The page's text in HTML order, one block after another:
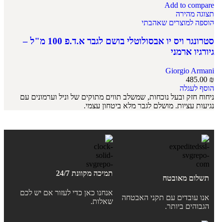
Add to compare
תצוגה מהירה
הוספה למוצרים שאהבתי
סטרונגר ויס יו אבסולוטלי בושם לגבר א.ד.פ 100 מ"ל –
גיורגיו ארמני
Giorgio Armani
485.00 ₪
הוסף לעגלה
ניחוח חזק ובעל נוכחות, שמשלב תווים מתוקים של וניל וערמונים עם
נגיעות עציות. מושלם לגבר מלא ביטחון עצמי.
תשלום מאובטח
אנו עובדים עם תקני האבטחה
הגבוהים ביותר.
תמיכה מקוונת 24/7
אנחנו כאן כדי לעזור אם יש לכם
שאלות.